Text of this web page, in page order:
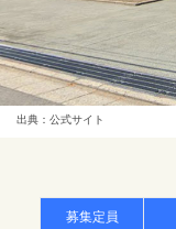
出典：公式サイト
募集定員